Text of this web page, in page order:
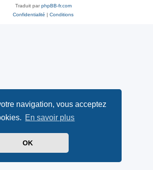
navigation, vous acceptez
En savoir plus
OK
Traduit parphpBB-fr.com
Confidentialité | Conditions